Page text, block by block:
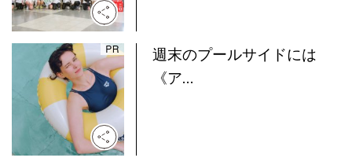
週末のプールサイドには
《ア...